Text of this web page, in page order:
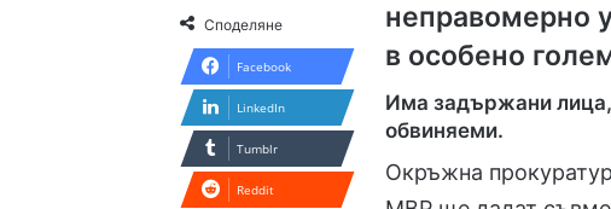
неправомерно
в особено
Има задържани лица,
обвиняеми.
Окръжна
Споделяне
Facebook
LinkedIn
Tumblr
Reddit